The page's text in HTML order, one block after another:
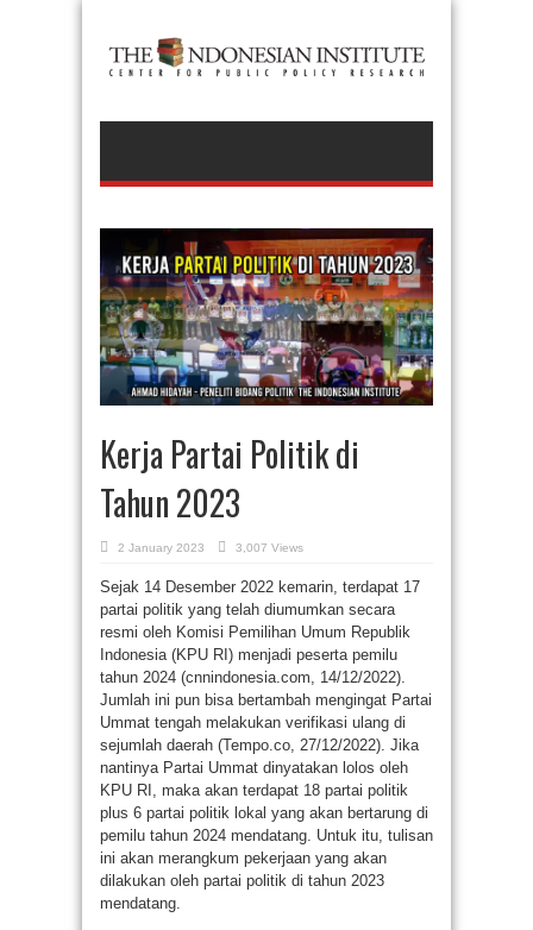
Kerja Partai Politik di
Tahun 2023
2 January 2023 3,007 Views
Sejak 14 Desember 2022 kemarin, terdapat 17
partai politik yang telah diumumkan secara
resmi oleh Komisi Pemilihan Umum Republik
Indonesia (KPU RI) menjadi peserta pemilu
tahun 2024 (cnnindonesia.com, 14/12/2022).
Jumlah ini pun bisa bertambah mengingat Partai
Ummat tengah melakukan verifikasi ulang di
sejumlah daerah (Tempo.co, 27/12/2022). Jika
nantinya Partai Ummat dinyatakan lolos oleh
KPU RI, maka akan terdapat 18 partai politik
plus 6 partai politik lokal yang akan bertarung di
pemilu tahun 2024 mendatang. Untuk itu, tulisan
ini akan merangkum pekerjaan yang akan
dilakukan oleh partai politik di tahun 2023
mendatang.